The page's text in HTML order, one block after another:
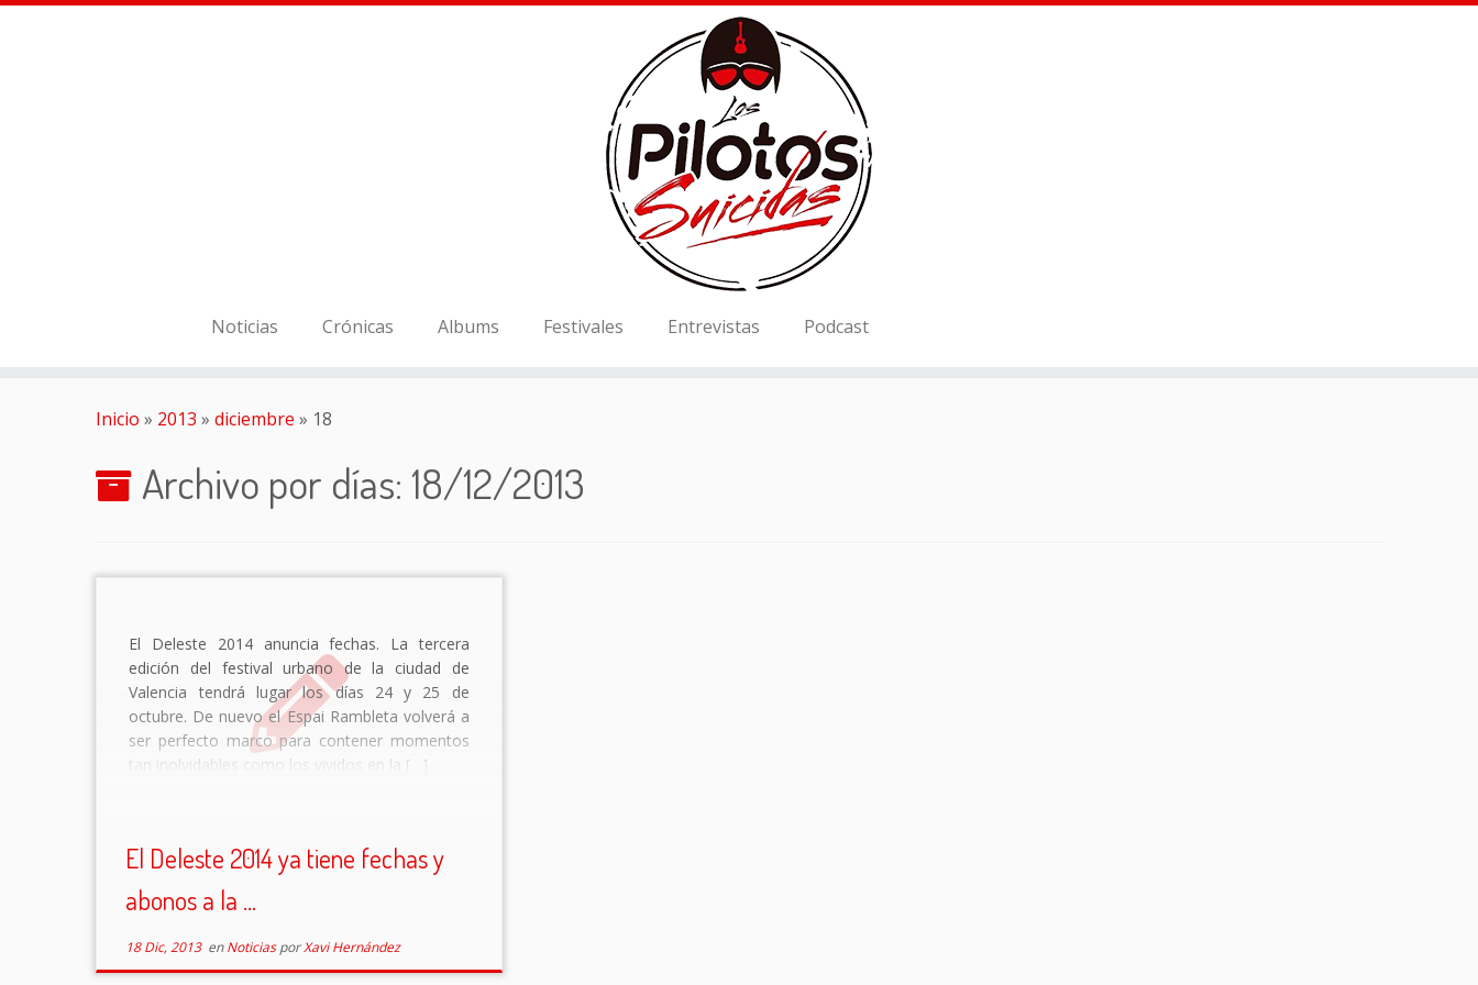
Noticias Crónicas Albums Festivales Entrevistas Podcast
Inicio » 2013 » diciembre » 18
Archivo por días: 18/12/2013
El Deleste 2014 anuncia fechas. La tercera
edición del festival urbano de la ciudad de
Valencia tendrá lugar los días 24 y 25 de
octubre. De nuevo el Espai Rambleta volverá a
ser perfecto marco para contener momentos
tan inolvidables como los vividos en la […]
El Deleste 2014 ya tiene fechas y
abonos a la ...
18 Dic, 2013enNoticiasporXavi Hernández